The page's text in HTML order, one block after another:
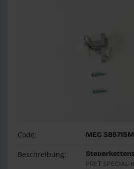
Code: MEC 385715M
Beschreibung:
PRET SPECIAL-